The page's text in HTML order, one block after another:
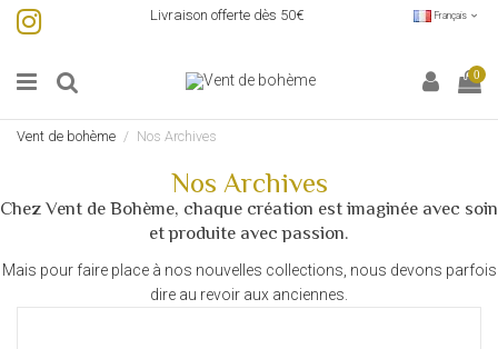
Livraison offerte dès 50€ Français
0
Vent de bohème Nos Archives
Nos Archives
Chez Vent de Bohème, chaque création est imaginée avec soin
et produite avec passion.
Mais pour faire place à nos nouvelles collections, nous devons parfois
dire au revoir aux anciennes.